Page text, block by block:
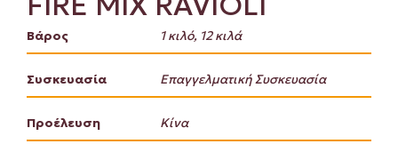
Βάρος 1 κιλό, 12 κιλά
Συσκευασία Επαγγελματική Συσκευασία
Προέλευση Κίνα